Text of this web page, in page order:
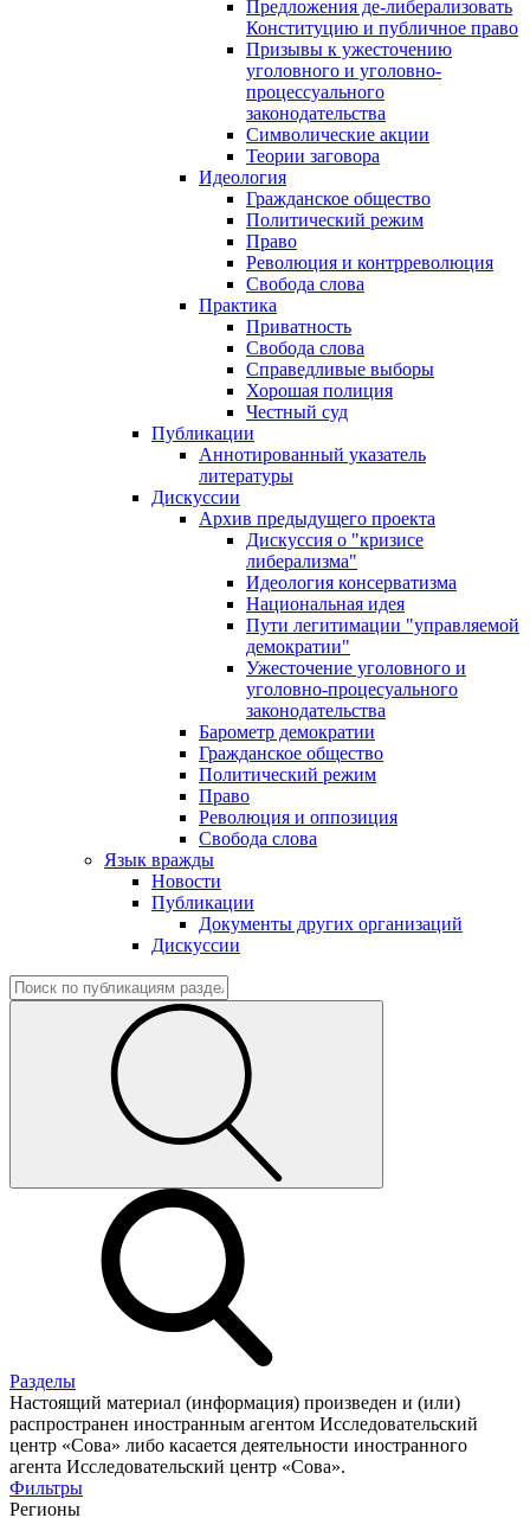
Предложения де-либерализовать
Конституцию и публичное право
Призывы к ужесточению
уголовного и уголовно-
процессуального
законодательства
Символические акции
Теории заговора
Идеология
Гражданское общество
Политический режим
Право
Революция и контрреволюция
Свобода слова
Практика
Приватность
Свобода слова
Справедливые выборы
Хорошая полиция
Честный суд
Публикации
Аннотированный указатель
литературы
Дискуссии
Архив предыдущего проекта
Дискуссия о "кризисе
либерализма"
Идеология консерватизма
Национальная идея
Пути легитимации "управляемой
демократии"
Ужесточение уголовного и
уголовно-процесуального
законодательства
Барометр демократии
Гражданское общество
Политический режим
Право
Революция и оппозиция
Свобода слова
Язык вражды
Новости
Публикации
Документы других организаций
Дискуссии
Разделы
Настоящий материал (информация) произведен и (или)
распространен иностранным агентом Исследовательский
центр «Сова» либо касается деятельности иностранного
агента Исследовательский центр «Сова».
Фильтры
Регионы